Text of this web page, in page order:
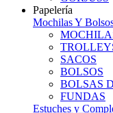
Papelería
Mochilas Y
SACOS
BOLSOS
BOLSAS
FUNDAS
Estuches y